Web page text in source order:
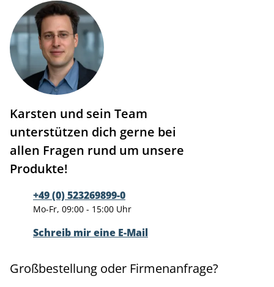
Karsten und sein Team
unterstützen dich gerne bei
allen Fragen rund um unsere
Produkte!
+49 (0) 523269899-0
Mo-Fr, 09:00 - 15:00 Uhr
Schreib mir eine E-Mail
Großbestellung oder Firmenanfrage?